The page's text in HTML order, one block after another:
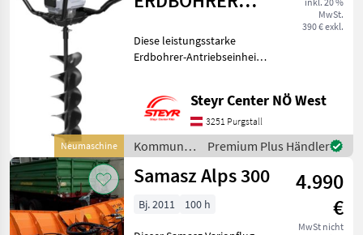
Neumaschine
20CM
MwSt.
390 € exkl.
Diese leistungsstarke
Erdbohrer-Antriebseinheit
Nm. In Kombination mit
dem entsprechenden
Bohrer wird das Bohren
durch Bode
Steyr Center NÖ West
3251 Purgstall
Kommunalgeräte
/ Sonstige
Premium Plus Händler
Samasz Alps 300
4.990
€
MwSt nicht
Bj. 2011 100 h